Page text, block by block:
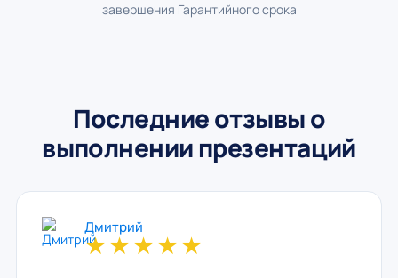
завершения Гарантийного срока
Последние отзывы о
выполнении презентаций
Дмитрий
★★★★★